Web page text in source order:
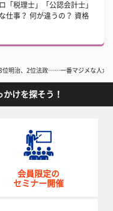
「税理士」「公認会計士」
仕事？ 何が違うの？ 資格
位明治、2位法政……一番マジメな人が
けを探そう！
会員限定の
セミナー開催